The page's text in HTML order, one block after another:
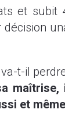
et
t-il
et